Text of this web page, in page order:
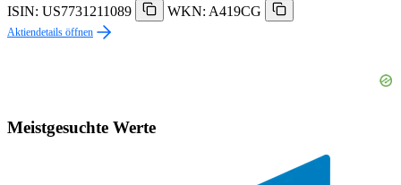
ISIN: US7731211089
WKN: A419CG
Aktiendetails öffnen
Meistgesuchte Werte